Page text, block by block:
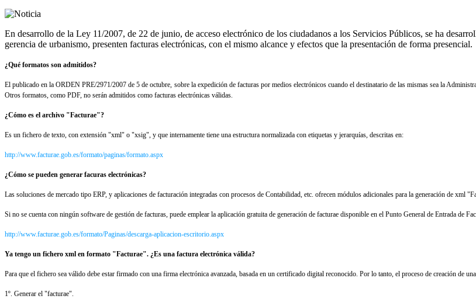
En desarrollo de la Ley 11/2007, de 22 de junio, de acceso electrónico de los ciudadanos a los Servicios Públicos, se ha
gerencia de urbanismo, presenten facturas electrónicas, con el mismo alcance y efectos que la presentación de forma presencial.
¿Qué formatos son admitidos?
El publicado en la ORDEN PRE/2971/2007 de 5 de octubre, sobre la expedición de facturas por medios electrónicos cuando el destinatario de las mismas sea la
Otros formatos, como PDF, no serán admitidos como facturas electrónicas válidas.
¿Cómo es el archivo "Facturae"?
Es un fichero de texto, con extensión "xml" o "xsig", y que internamente tiene una estructura normalizada con etiquetas y jerarquías, descritas en:
http://www.facturae.gob.es/formato/paginas/formato.aspx
¿Cómo se pueden generar facuras electrónicas?
Las soluciones de mercado tipo ERP, y aplicaciones de facturación integradas con procesos de Contabilidad, etc. ofrecen módulos adicionales para la generación de xml
Si no se cuenta con ningún software de gestión de facturas, puede emplear la aplicación gratuita de generación de facturae disponible en el Punto General de Entrada de
http://www.facturae.gob.es/formato/Paginas/descarga-aplicacion-escritorio.aspx
Ya tengo un fichero xml en formato "Facturae". ¿Es una factura electrónica válida?
Para que el fichero sea válido debe estar firmado con una firma electrónica avanzada, basada en un certificado digital reconocido. Por lo tanto, el proceso de creación de
1º. Generar el "facturae".